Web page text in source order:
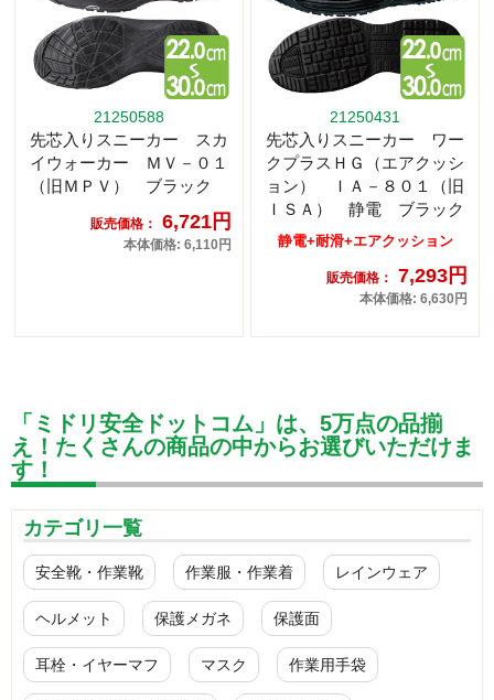
21250588
先芯入りスニーカー スカ
イウォーカー ＭＶ－０１
（旧ＭＰＶ） ブラック
販売価格： 6,721円
本体価格: 6,110円
21250431
先芯入りスニーカー ワー
クプラスＨＧ（エアクッシ
ョン） ＩＡ－８０１（旧
ＩＳＡ） 静電 ブラック
静電+耐滑+エアクッション
販売価格： 7,293円
本体価格: 6,630円
「ミドリ安全ドットコム」は、5万点の品揃
え！たくさんの商品の中からお選びいただけま
す！
カテゴリ一覧
安全靴・作業靴 作業服・作業着 レインウェア
ヘルメット 保護メガネ 保護面
耳栓・イヤーマフ マスク 作業用手袋